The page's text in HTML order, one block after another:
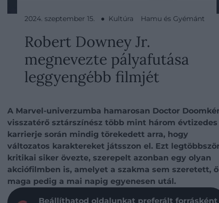
2024. szeptember 15. ● Kultúra Hamu és Gyémánt
Robert Downey Jr.
megnevezte pályafutása
leggyengébb filmjét
A Marvel-univerzumba hamarosan Doctor
visszatérő sztárszínész több mint három évtizedes
karrierje során mindig törekedett arra, hogy
változatos karaktereket játsszon el. Ezt
kritikai siker övezte, szerepelt azonban egy olyan
akciófilmben is, amelyet a szakma sem szeretett, ő
maga pedig a mai napig egyenesen utál.
Beállíthatod oldalunkat preferált forrásként